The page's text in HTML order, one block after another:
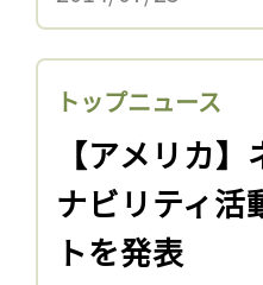
トップニュース
【アメリカ
ナビリティ活
トを発表